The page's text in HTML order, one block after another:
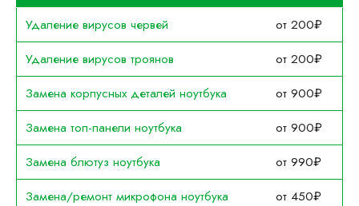
Удаление вирусов червей
от 200₽
Удаление вирусов троянов
от 200₽
Замена корпусных деталей ноутбука
от 900₽
Замена топ-панели ноутбука
от 900₽
Замена блютуз ноутбука
от 990₽
Замена/ремонт микрофона ноутбука
от 450₽